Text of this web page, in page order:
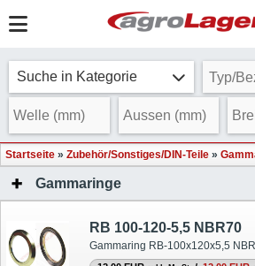
Suche in Kategorie
Startseite » Zubehör/Sonstiges/DIN-Teile »
Gammaringe
RB 100-120-5,5 NBR70
Gammaring RB-100x120x5,5